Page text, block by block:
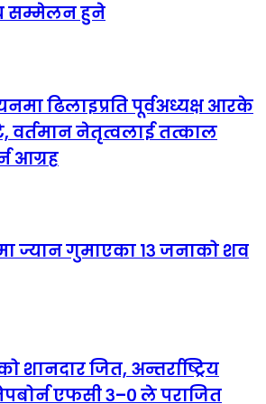
सम्मेलन हुने
ढिलाइप्रति पूर्वअध्यक्ष आरके
वर्तमान नेतृत्वलाई तत्काल
आग्रह
ज्यान गुमाएका १३ जनाको शव
जित, अन्तर्राष्ट्रिय
एफसी ३–० ले पराजित